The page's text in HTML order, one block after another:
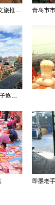
“世纪晚霞”带青岛出圈刷屏 市北文旅推出精品线路
青岛推出十条特色研学线路 邀学子逐梦深蓝探知山海